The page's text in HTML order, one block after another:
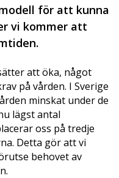
för att kunna
vi kommer att
att öka, något
på vården. I Sverige
minskat under de
lägst antal
oss på tredje
Detta gör att vi
behovet av